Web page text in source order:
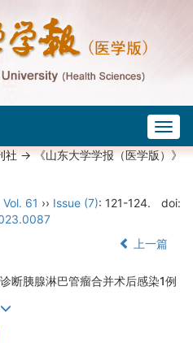
社-> 《山东大学学报（医学版）》
Vol. 61 ›› Issue (7): 121-124.
doi:
上一篇
断胰腺淋巴管瘤合并术后感染1例